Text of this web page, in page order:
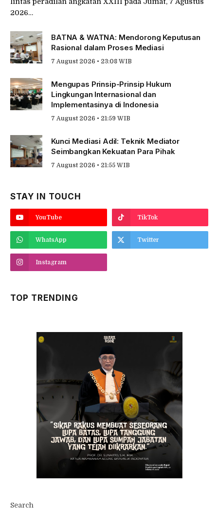
2026…
BATNA & WATNA: Mendorong Keputusan
Rasional dalam Proses Mediasi
7 August 2026 • 23:08 WIB
Mengupas Prinsip-Prinsip Hukum
Lingkungan Internasional dan
Implementasinya di Indonesia
7 August 2026 • 21:59 WIB
Kunci Mediasi Adil: Teknik Mediator
Seimbangkan Kekuatan Para Pihak
7 August 2026 • 21:55 WIB
STAY IN TOUCH
YouTube TikTok
WhatsApp Twitter
Instagram
TOP TRENDING
Search